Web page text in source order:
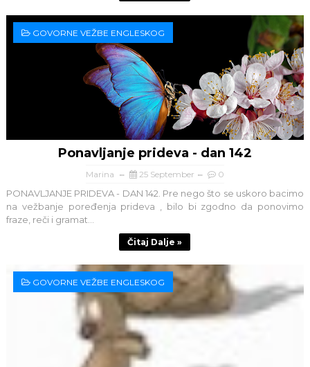
GOVORNE VEŽBE ENGLESKOG
Ponavljanje prideva - dan 142
Marina 25 September 0
PONAVLJANJE PRIDEVA - DAN 142. Pre nego što se uskoro bacimo
na vežbanje poređenja prideva , bilo bi zgodno da ponovimo
fraze, reči i gramat...
Čitaj Dalje »
GOVORNE VEŽBE ENGLESKOG